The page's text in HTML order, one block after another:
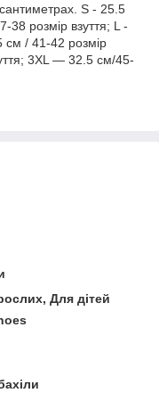
S - 25.5
38 розмір взуття; L -
см / 41-42 розмір
3XL — 32.5 см/45-
Для дітей